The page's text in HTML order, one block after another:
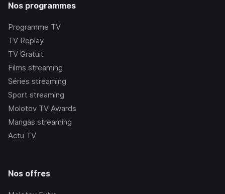
Nos programmes
Programme TV
TV Replay
TV Gratuit
Films streaming
Séries streaming
Sport streaming
Molotov TV Awards
Mangas streaming
Actu TV
Nos offres